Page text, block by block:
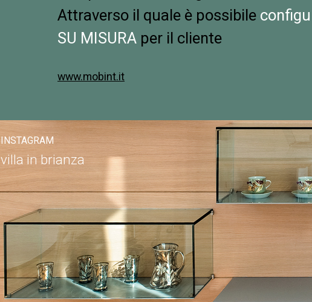
Attraverso il quale è possibile
SU MISURA per il cliente
www.mobint.it
INSTAGRAM
villa in brianza